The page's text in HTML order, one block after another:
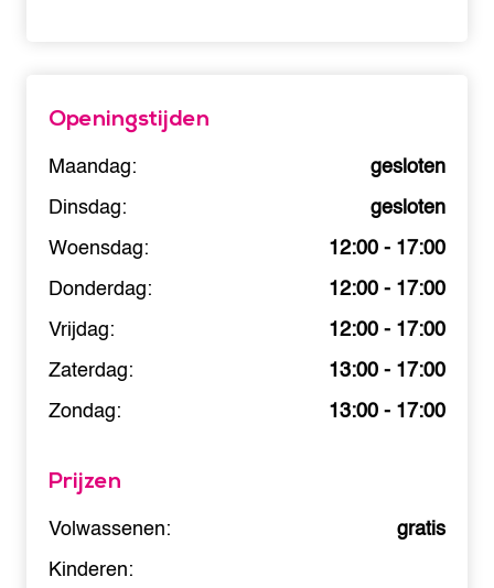
Openingstijden
Maandag:
gesloten
Dinsdag:
gesloten
Woensdag:
12:00 - 17:00
Donderdag:
12:00 - 17:00
Vrijdag:
12:00 - 17:00
Zaterdag:
13:00 - 17:00
Zondag:
13:00 - 17:00
Prijzen
Volwassenen:
gratis
Kinderen: